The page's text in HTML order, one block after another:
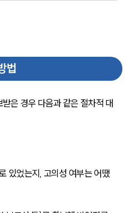
법
은 경우 다음과 같은 절차적 대
있었는지, 고의성 여부는 어땠